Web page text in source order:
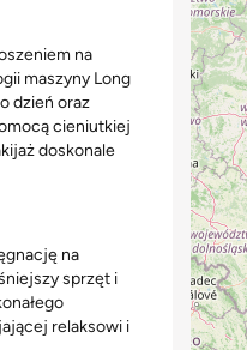
na
maszyny Long
dzień oraz
cieniutkiej
doskonale
na
sprzęt i
relaksowi i